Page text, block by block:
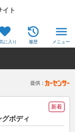
イト
に入り 履歴 メニュー
提供：
新着
ボディ